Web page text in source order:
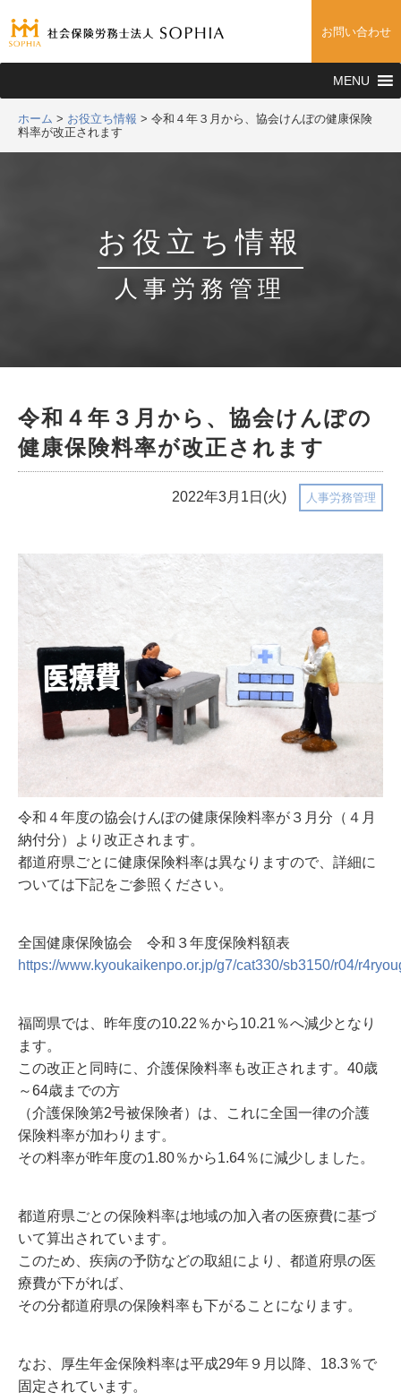
お問い合わせ
MENU
ホーム > お役立ち情報 > 令和４年３月から、協会けんぽの健康保険
料率が改正されます
お役立ち情報
人事労務管理
令和４年３月から、協会けんぽの
健康保険料率が改正されます
2022年3月1日(火) 人事労務管理
令和４年度の協会けんぽの健康保険料率が３月分（４月
納付分）より改正されます。
都道府県ごとに健康保険料率は異なりますので、詳細に
ついては下記をご参照ください。
全国健康保険協会 令和３年度保険料額表
https://www.kyoukaikenpo.or.jp/g7/cat330/sb3150/r04/
福岡県では、昨年度の10.22％から10.21％へ減少となり
ます。
この改正と同時に、介護保険料率も改正されます。40歳
～64歳までの方
（介護保険第2号被保険者）は、これに全国一律の介護
保険料率が加わります。
その料率が昨年度の1.80％から1.64％に減少しました。
都道府県ごとの保険料率は地域の加入者の医療費に基づ
いて算出されています。
このため、疾病の予防などの取組により、都道府県の医
療費が下がれば、
その分都道府県の保険料率も下がることになります。
なお、厚生年金保険料率は平成29年９月以降、18.3％で
固定されています。